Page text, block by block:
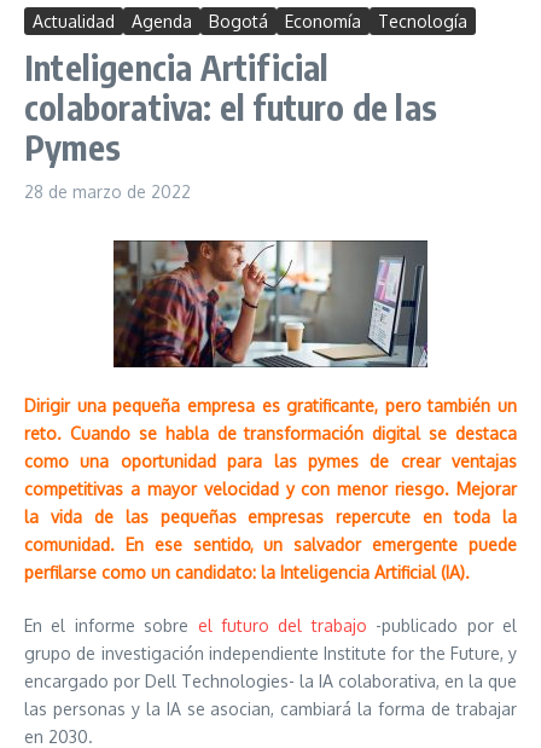
Actualidad Agenda Bogotá Economía Tecnología
Inteligencia Artificial
colaborativa: el futuro de las
Pymes
28 de marzo de 2022
Dirigir una pequeña empresa es gratificante, pero también un
reto. Cuando se habla de transformación digital se destaca
como una oportunidad para las pymes de crear ventajas
competitivas a mayor velocidad y con menor riesgo. Mejorar
la vida de las pequeñas empresas repercute en toda la
comunidad. En ese sentido, un salvador emergente puede
perfilarse como un candidato: la Inteligencia Artificial (IA).
En el informe sobre el futuro del trabajo -publicado por el
grupo de investigación independiente Institute for the Future, y
encargado por Dell Technologies- la IA colaborativa, en la que
las personas y la IA se asocian, cambiará la forma de trabajar
en 2030.